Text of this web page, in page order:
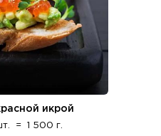
икрой
= 1 500 г.